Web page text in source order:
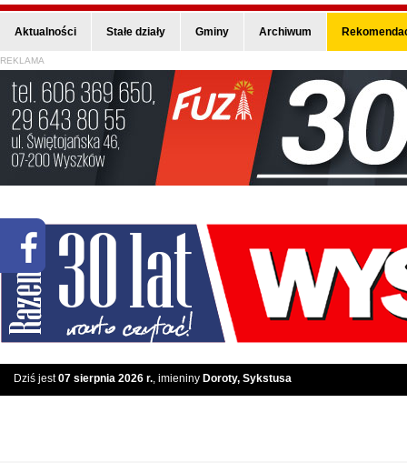
Aktualności Stałe działy Gminy Archiwum
REKLAMA
Dziś jest07 sierpnia 2026 r., imieniny Doroty, Sykstusa